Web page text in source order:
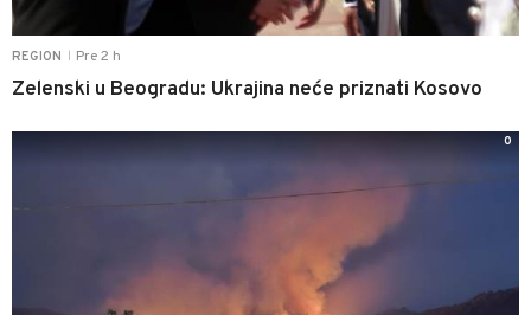
REGION Pre 2 h
Zelenski u Beogradu: Ukrajina neće priznati Kosovo
0